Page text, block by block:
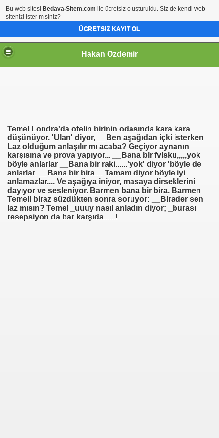
Hakan Özdemir
Temel Londra'da otelin birinin odasında kara kara
düşünüyor. 'Ulan' diyor, __Ben aşağıdan içki isterken
Laz olduğum anlaşılır mı acaba? Geçiyor aynanın
karşısına ve prova yapıyor... __Bana bir fvisku,,,,,yok
böyle anlarlar __Bana bir raki......'yok' diyor 'böyle de
anlarlar. __Bana bir bira.... Tamam diyor böyle iyi
anlamazlar.... Ve aşağıya iniyor, masaya dirseklerini
dayıyor ve sesleniyor. Barmen bana bir bira. Barmen
Temeli biraz süzdükten sonra soruyor: __Birader sen
laz mısın? Temel _uuuy nasıl anladın diyor; _burası
resepsiyon da bar karşıda......!
Bu web sitesi Bedava-Sitem.com ile ücretsiz oluşturuldu. Siz de kendi web
sitenizi ister misiniz?
ÜCRETSIZ KAYIT OL